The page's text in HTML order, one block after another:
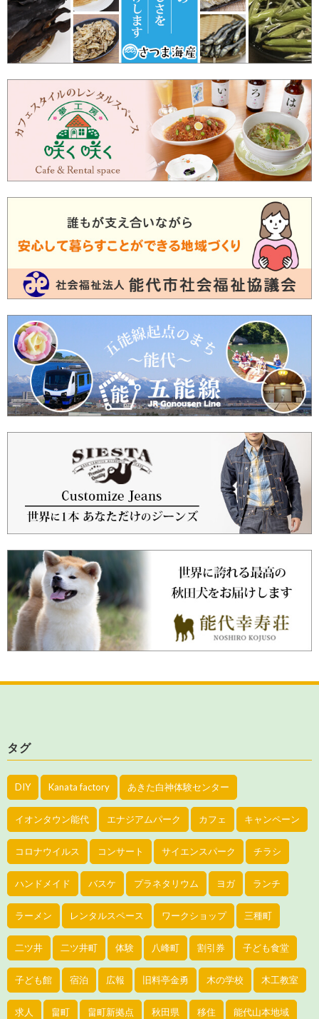
タグ
DIY Kanata factory あきた白神体験センター
イオンタウン能代 エナジアムパーク カフェ キャンペーン
コロナウイルス コンサート サイエンスパーク チラシ
ハンドメイド バスケ プラネタリウム ヨガ ランチ
ラーメン レンタルスペース ワークショップ 三種町
二ツ井 二ツ井町 体験 八峰町 割引券 子ども食堂
子ども館 宿泊 広報 旧料亭金勇 木の学校 木工教室
求人 畠町 畠町新拠点 秋田県 移住 能代山本地域